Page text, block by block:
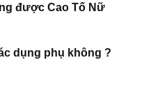
được Cao Tố Nữ
dụng phụ không ?